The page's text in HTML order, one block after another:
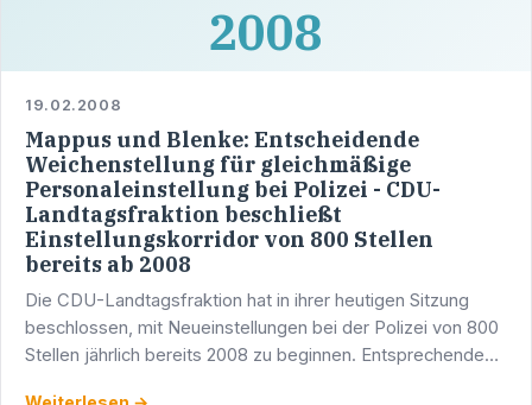
2008
19.02.2008
Mappus und Blenke: Entscheidende
Weichenstellung für gleichmäßige
Personaleinstellung bei Polizei - CDU-
Landtagsfraktion beschließt
Einstellungskorridor von 800 Stellen
bereits ab 2008
Die CDU-Landtagsfraktion hat in ihrer heutigen Sitzung
beschlossen, mit Neueinstellungen bei der Polizei von 800
Stellen jährlich bereits 2008 zu beginnen. Entsprechende